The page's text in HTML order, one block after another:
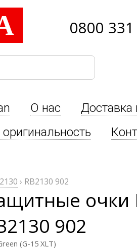
0800
О нас
Доставка
› RB2130 902
очки
902
(G-15 XLT)